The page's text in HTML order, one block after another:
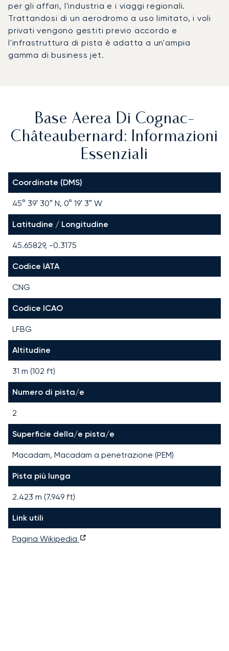
per gli affari, l'industria e i viaggi regionali.
Trattandosi di un aerodromo a uso limitato, i voli
privati vengono gestiti previo accordo e
l'infrastruttura di pista è adatta a un'ampia
gamma di business jet.
Base Aerea Di Cognac-
Châteaubernard: Informazioni
Essenziali
Coordinate (DMS)
45° 39′ 30″ N, 0° 19′ 3″ W
Latitudine / Longitudine
45.65829, -0.3175
Codice IATA
CNG
Codice ICAO
LFBG
Altitudine
31 m (102 ft)
Numero di pista/e
2
Superficie della/e pista/e
Macadam, Macadam a penetrazione (PEM)
Pista più lunga
2.423 m (7.949 ft)
Link utili
Pagina Wikipedia